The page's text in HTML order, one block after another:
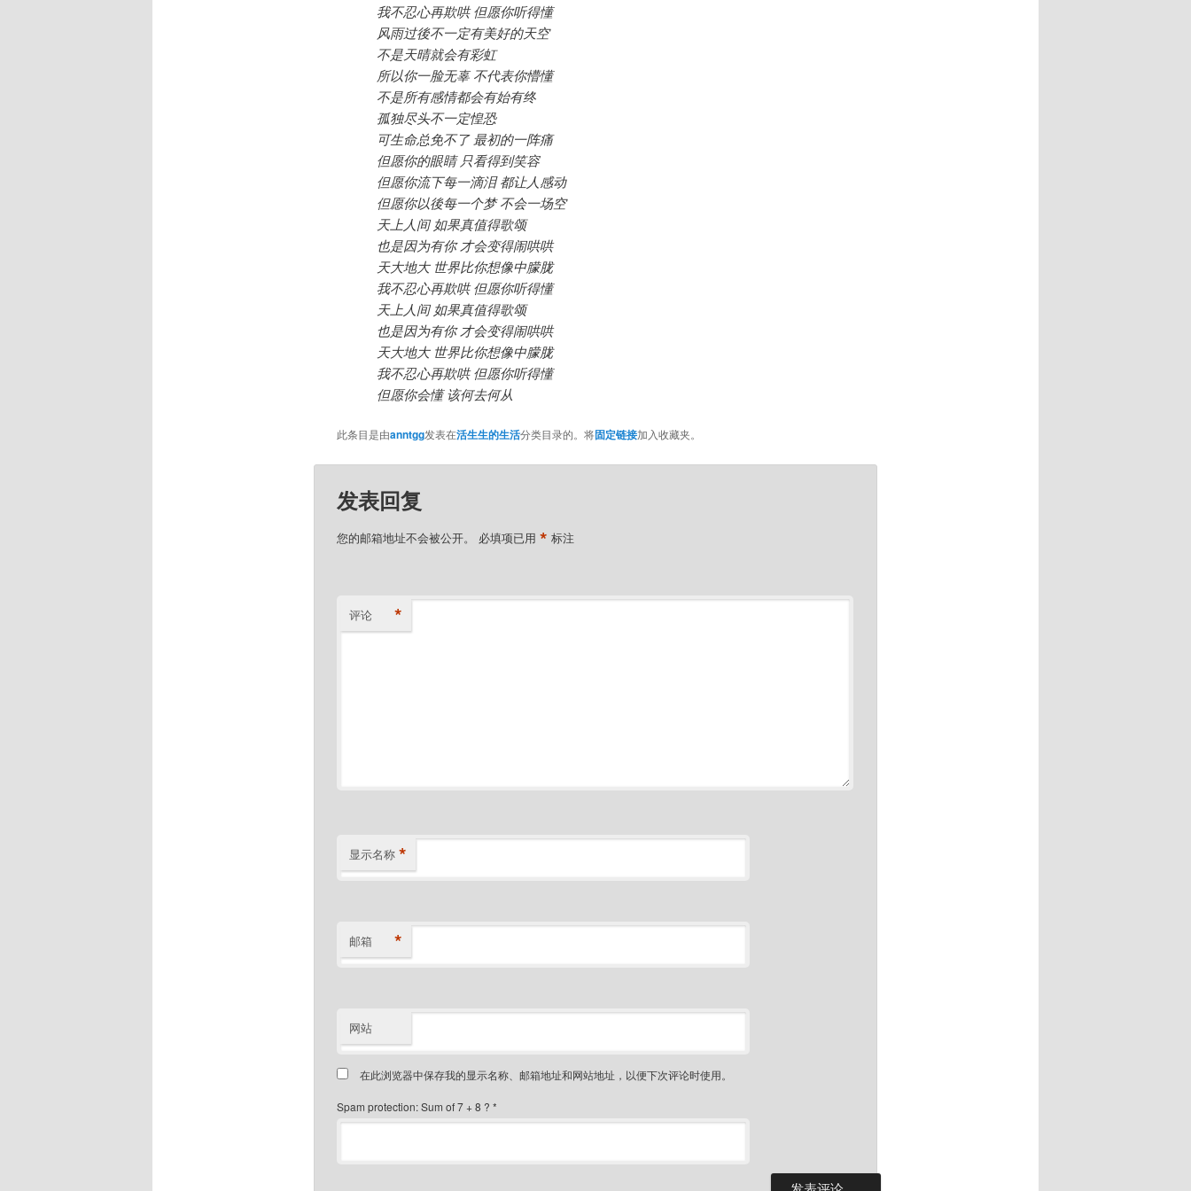
我不忍心再欺哄 但愿你听得懂
风雨过後不一定有美好的天空
不是天晴就会有彩虹
所以你一脸无辜 不代表你懵懂
不是所有感情都会有始有终
孤独尽头不一定惶恐
可生命总免不了 最初的一阵痛
但愿你的眼睛 只看得到笑容
但愿你流下每一滴泪 都让人感动
但愿你以後每一个梦 不会一场空
天上人间 如果真值得歌颂
也是因为有你 才会变得闹哄哄
天大地大 世界比你想像中朦胧
我不忍心再欺哄 但愿你听得懂
天上人间 如果真值得歌颂
也是因为有你 才会变得闹哄哄
天大地大 世界比你想像中朦胧
我不忍心再欺哄 但愿你听得懂
但愿你会懂 该何去何从
此条目是由anntgg发表在活生生的生活分类目录的。将固定链接加入收藏夹。
发表回复
您的邮箱地址不会被公开。 必填项已用 * 标注
评论 *
显示名称 *
邮箱 *
网站
在此浏览器中保存我的显示名称、邮箱地址和网站地址，以便下次评论时使用。
Spam protection: Sum of 7 + 8 ? *